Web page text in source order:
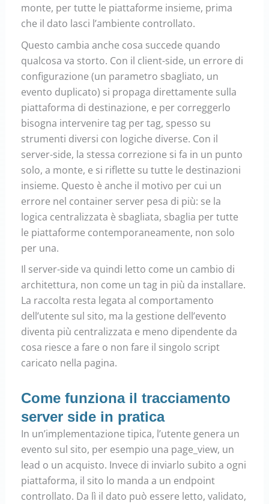
monte, per tutte le piattaforme insieme, prima
che il dato lasci l’ambiente controllato.
Questo cambia anche cosa succede quando
qualcosa va storto. Con il client-side, un errore di
configurazione (un parametro sbagliato, un
evento duplicato) si propaga direttamente sulla
piattaforma di destinazione, e per correggerlo
bisogna intervenire tag per tag, spesso su
strumenti diversi con logiche diverse. Con il
server-side, la stessa correzione si fa in un punto
solo, a monte, e si riflette su tutte le destinazioni
insieme. Questo è anche il motivo per cui un
errore nel container server pesa di più: se la
logica centralizzata è sbagliata, sbaglia per tutte
le piattaforme contemporaneamente, non solo
per una.
Il server-side va quindi letto come un cambio di
architettura, non come un tag in più da installare.
La raccolta resta legata al comportamento
dell’utente sul sito, ma la gestione dell’evento
diventa più centralizzata e meno dipendente da
cosa riesce a fare o non fare il singolo script
caricato nella pagina.
Come funziona il tracciamento
server side in pratica
In un’implementazione tipica, l’utente genera un
evento sul sito, per esempio una page_view, un
lead o un acquisto. Invece di inviarlo subito a ogni
piattaforma, il sito lo manda a un endpoint
controllato. Da lì il dato può essere letto, validato,